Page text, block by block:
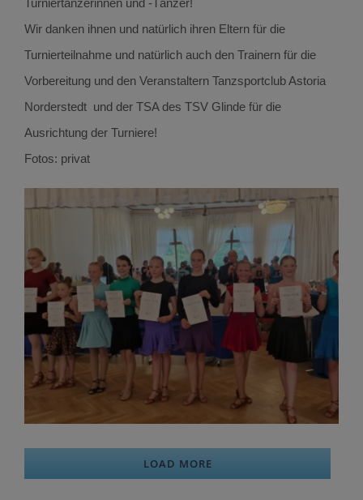
Turniertänzerinnen und -Tänzer!
Wir danken ihnen und natürlich ihren Eltern für die
Turnierteilnahme und natürlich auch den Trainern für die
Vorbereitung und den Veranstaltern Tanzsportclub Astoria
Norderstedt und der TSA des TSV Glinde für die
Ausrichtung der Turniere!
Fotos: privat
LOAD MORE